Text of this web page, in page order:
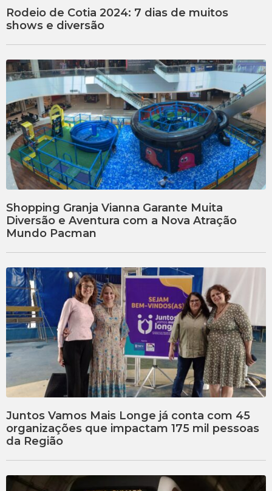
Rodeio de Cotia 2024: 7 dias de muitos
shows e diversão
Shopping Granja Vianna Garante Muita
Diversão e Aventura com a Nova Atração
Mundo Pacman
Juntos Vamos Mais Longe já conta com 45
organizações que impactam 175 mil pessoas
da Região